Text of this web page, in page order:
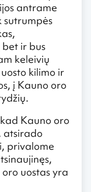
antrame
sutrumpės
ir bus
keleivių
kilimo ir
į Kauno oro
Kauno oro
atsirado
privalome
uostas yra